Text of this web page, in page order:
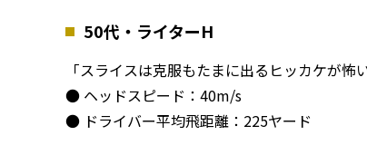
50代・ライターH
「スライスは克服もたまに出るヒッカケが怖い
● ヘッドスピード：40m/s
● ドライバー平均飛距離：225ヤード